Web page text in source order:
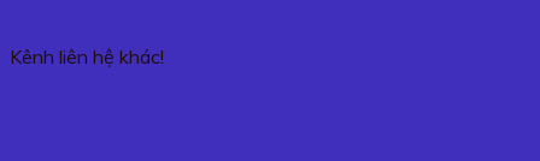
Kênh liên hệ khác!